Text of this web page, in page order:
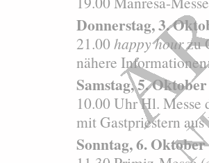
Donnerstag, 3.
21.00 happy hourzu
nähere
Samstag, 5.
10.00 Uhr Hl. Messe
mit Gastpriestern aus
Sonntag, 6. Oktober